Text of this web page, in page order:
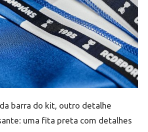
barra do kit, outro detalhe
uma fita preta com detalhes